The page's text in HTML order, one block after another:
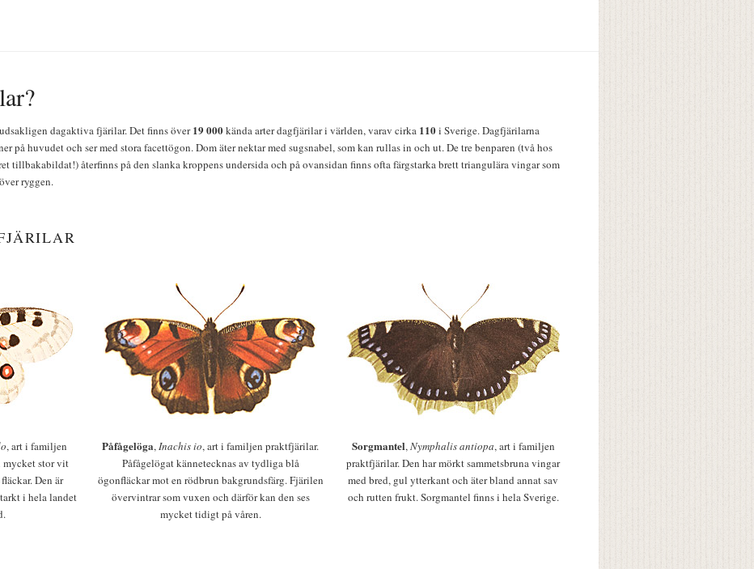
dagaktiva fjärilar. Det finns över19 000kända arter dagfjärilar i världen, varav cirka 110i Sverige. Dagfjärilarna
på huvudet och ser med stora facettögon. Dom äter nektar med sugsnabel, som kan rullas in och ut. De tre benparen (två hos
tillbakabildat!) återfinns på den slanka kroppens undersida och på ovansidan finns ofta färgstarka brett triangulära vingar som
ryggen.
, art i familjen
stor vit
Den är
i hela landet
Påfågelöga,Inachis io, art i familjen praktfjärilar.
Påfågelögat kännetecknas av tydliga blå
ögonfläckar mot en rödbrun bakgrundsfärg. Fjärilen
övervintrar som vuxen och därför kan den ses
mycket tidigt på våren.
Sorgmantel,Nymphalis antiopa, art i familjen
praktfjärilar. Den har mörkt sammetsbruna vingar
med bred, gul ytterkant och äter bland annat sav
och rutten frukt. Sorgmantel finns i hela Sverige.